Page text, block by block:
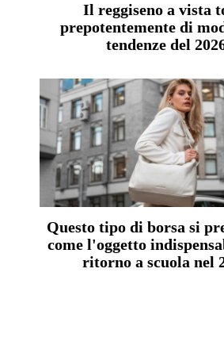
Il reggiseno a vista
prepotentemente di
tendenze del
Questo tipo di borsa si
come l'oggetto
ritorno a scuola nel